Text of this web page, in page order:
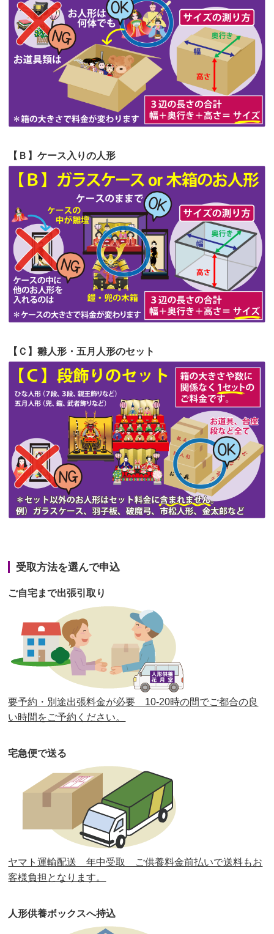
見つけまし...
第62回人形供養祭令和5年6月21日(水)
第61回人形供養祭 令和5年5月19日(金)
第60回人形供養祭令和5年3月28日(火)
第59回人形供養祭 令和5年2月10日(金)
第58回人形供養祭令和5年12月21日(水)
第56回人形供養祭 令和4年10月19日(水)
第55回人形供養祭令和4年9月8日(木)
第54回人形供養祭令和4年8月1日(月)
第53回人形供養祭令和4年7月1日(金)
第52回人形供養祭令和4年5月17日(火)
第51回人形供養祭令和4年4月18日(月)
第50回人形供養祭令和4年3月15日(火)
第49回人形供養祭令和4年1月17日(月)
第48回人形供養祭令和3年12月3日(金)
第47回人形供養祭 令和3年10月11日(月)
第46回人形供養祭 令和3年9月13日(月)
第45回人形供養祭令和3年7月12日(月)
第44回人形供養祭令和3年6月3日(木)
第43回人形供養祭令和3年4月23日(金)
第39回人形供養祭令和2年10月22日(木)
第38回人形供養祭 令和2年8月26日(水)
第37回人形供養祭 令和2年6月8日(月)
第36回人形供養祭 令和2年4月16日(木)
第35回人形供養祭令和2年2月13日(木)
第33回人形供養祭
第32回人形供養祭 令和元年6月12日(水)
第31回人形供養祭 平成31年3月13日(水)
第30回人形供養祭平成30年11月28日(水)
第29回人形供養祭平成30年5月23日(水)
第27回人形供養祭平成29年6月14日(水)
【Ｂ】ケース入りの人形
【Ｃ】雛人形・五月人形のセット
受取方法を選んで申込
ご自宅まで出張引取り
要予約・別途出張料金が必要 10-20時の間でご都合の良
い時間をご予約ください。
宅急便で送る
ヤマト運輸配送 年中受取 ご供養料金前払いで送料もお
客様負担となります。
人形供養ボックスへ持込